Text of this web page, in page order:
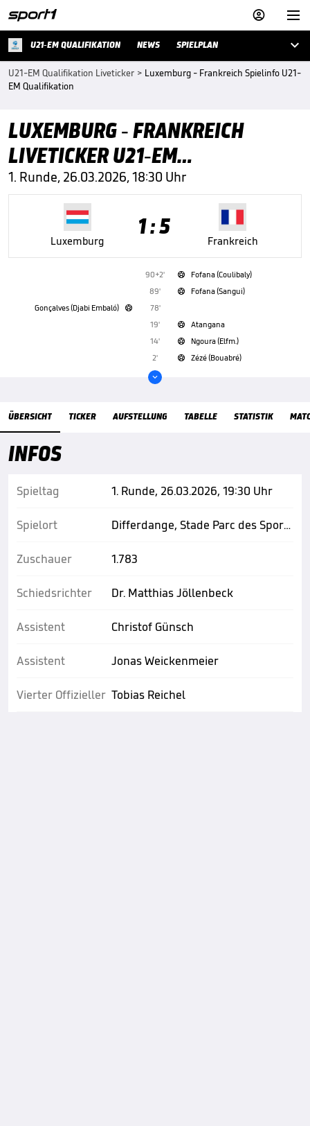


U21-EM QUALIFIKATION NEWS SPIELPLAN 
U21-EM Qualifikation Liveticker > Luxemburg - Frankreich Spielinfo U21-
EM Qualifikation
LUXEMBURG - FRANKREICH
LIVETICKER U21-EM
QUALIFIKATION
1. Runde, 26.03.2026, 18:30 Uhr
Luxemburg
1 : 5
Frankreich
90+2' 
Fofana (Coulibaly)
89'

Fofana (Sangui)
Gonçalves (Djabi Embaló)

78'
19'

Atangana
14'

Ngoura (Elfm.)
2'
 Zézé (Bouabré)

ÜBERSICHT TICKER AUFSTELLUNG TABELLE STATISTIK
Übersicht
INFOS
Spieltag
Spielort
Zuschauer
Schiedsrichter
Assistent
Assistent
Vierter Offizieller
1. Runde, 26.03.2026, 19:30 Uhr
Differdange, Stade Parc des Sports Oberkorn
1.783
Dr. Matthias Jöllenbeck
Christof Günsch
Jonas Weickenmeier
Tobias Reichel